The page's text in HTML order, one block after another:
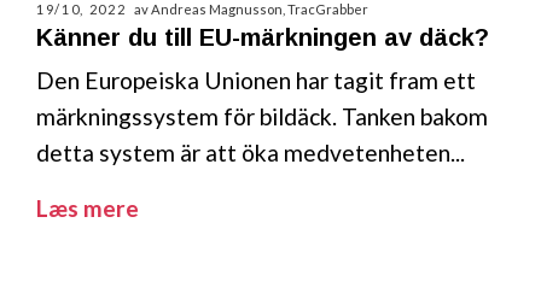
19/10, 2022 av Andreas Magnusson, TracGrabber
Känner du till EU-märkningen av däck?
Den Europeiska Unionen har tagit fram ett
märkningssystem för bildäck. Tanken bakom
detta system är att öka medvetenheten...
Læs mere